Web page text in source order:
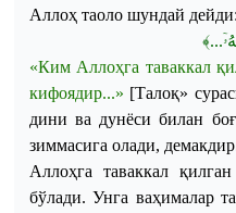
Аллоҳ таоло шундай дейди:
...﴾
«Ким Аллоҳга таваккал
кифоядир...» [Талоқ»
дини ва дунёси билан
зиммасига олади,
Аллоҳга таваккал
бўлади. Унга ваҳималар